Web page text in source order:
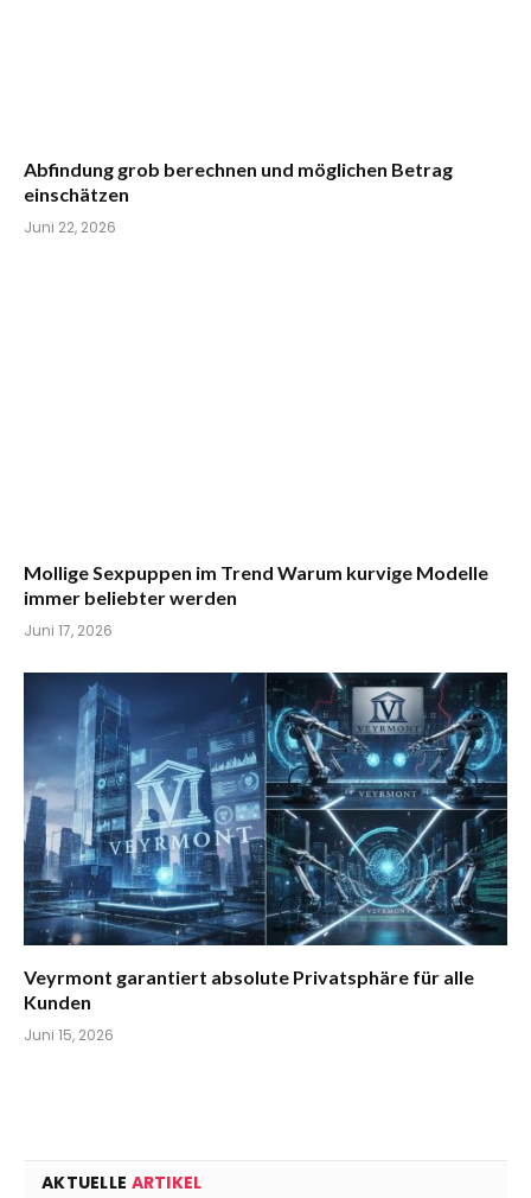
Abfindung grob berechnen und möglichen Betrag
einschätzen
Juni 22, 2026
Mollige Sexpuppen im Trend Warum kurvige Modelle
immer beliebter werden
Juni 17, 2026
Veyrmont garantiert absolute Privatsphäre für alle
Kunden
Juni 15, 2026
AKTUELLE ARTIKEL